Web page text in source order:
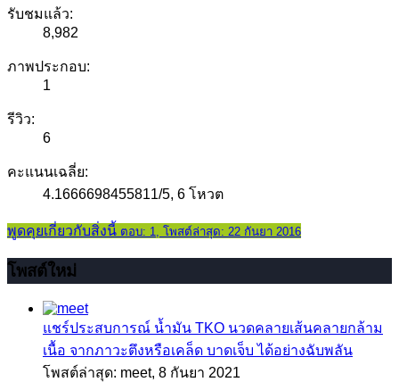
รับชมแล้ว:
8,982
ภาพประกอบ:
1
รีวิว:
6
คะแนนเฉลี่ย:
4.1666698455811/5, 6 โหวต
พูดคุยเกี่ยวกับสิ่งนี้ ตอบ: 1, โพสต์ล่าสุด: 22 กันยา 2016
โพสต์ใหม่
แชร์ประสบการณ์ น้ำมัน TKO นวดคลายเส้นคลายกล้าม
เนื้อ จากภาวะตึงหรือเคล็ด บาดเจ็บ ได้อย่างฉับพลัน
โพสต์ล่าสุด: meet, 8 กันยา 2021